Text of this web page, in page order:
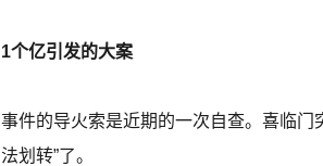
1个亿引发的大案
事件的导火索是近期的一次自查。喜临
法划转”了。